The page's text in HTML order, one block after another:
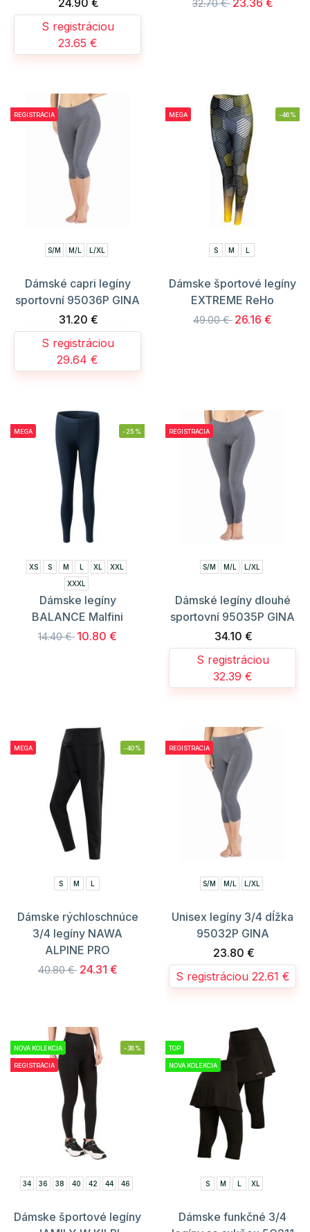
24.90 €
S registráciou
23.65 €
32.70 € 23.36 €
REGISTRÁCIA
S/M M/L L/XL
Dámské capri legíny
sportovní 95036P GINA
31.20 €
S registráciou
29.64 €
MEGA -46%
S M L
Dámske športové legíny
EXTREME ReHo
49.00 € 26.16 €
MEGA -25%
XS S M L XL
XXL
XXXL
Dámske legíny
BALANCE Malfini
14.40 € 10.80 €
REGISTRÁCIA
S/M M/L L/XL
Dámské legíny dlouhé
sportovní 95035P GINA
34.10 €
S registráciou
32.39 €
MEGA -40%
S M L
Dámske rýchloschnúce
3/4 legíny NAWA
ALPINE PRO
40.80 € 24.31 €
REGISTRÁCIA
S/M M/L L/XL
Unisex legíny 3/4 dĺžka
95032P GINA
23.80 €
S registráciou 22.61 €
NOVÁ KOLEKCIA
REGISTRÁCIA
-38%
34 36 38 40 42 44 46
Dámske športové legíny
TOP
NOVÁ KOLEKCIA
S M L XL
Dámske funkčné 3/4